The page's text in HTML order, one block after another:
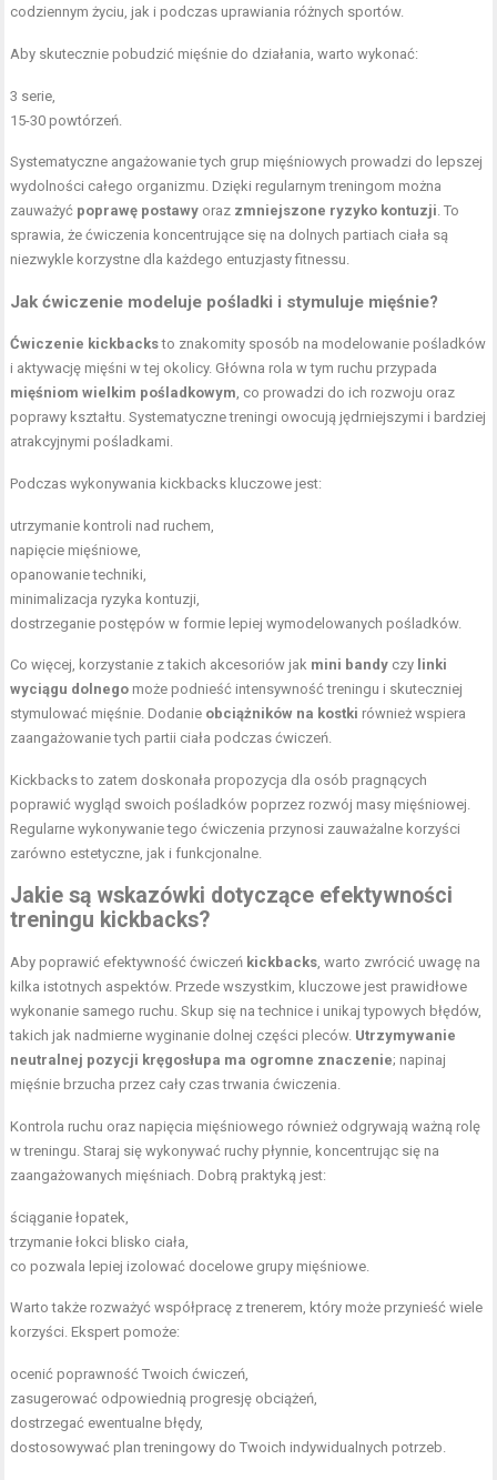
codziennym życiu, jak i podczas uprawiania różnych sportów.
Aby skutecznie pobudzić mięśnie do działania, warto wykonać:
3 serie,
15-30 powtórzeń.
Systematyczne angażowanie tych grup mięśniowych prowadzi do lepszej
wydolności całego organizmu. Dzięki regularnym treningom można
zauważyć poprawę postawy oraz zmniejszone ryzyko kontuzji . To
sprawia, że ćwiczenia koncentrujące się na dolnych partiach ciała są
niezwykle korzystne dla każdego entuzjasty fitnessu.
Jak ćwiczenie modeluje pośladki i stymuluje mięśnie?
Ćwiczenie kickbacksto znakomity sposób na modelowanie pośladków
i aktywację mięśni w tej okolicy. Główna rola w tym ruchu przypada
mięśniom wielkim pośladkowym , co prowadzi do ich rozwoju oraz
poprawy kształtu. Systematyczne treningi owocują jędrniejszymi i bardziej
atrakcyjnymi pośladkami.
Podczas wykonywania kickbacks kluczowe jest:
utrzymanie kontroli nad ruchem,
napięcie mięśniowe,
opanowanie techniki,
minimalizacja ryzyka kontuzji,
dostrzeganie postępów w formie lepiej wymodelowanych pośladków.
Co więcej, korzystanie z takich akcesoriów jak mini bandy czy linki
wyciągu dolnego może podnieść intensywność treningu i skuteczniej
stymulować mięśnie. Dodanie obciążników na kostki również wspiera
zaangażowanie tych partii ciała podczas ćwiczeń.
Kickbacks to zatem doskonała propozycja dla osób pragnących
poprawić wygląd swoich pośladków poprzez rozwój masy mięśniowej.
Regularne wykonywanie tego ćwiczenia przynosi zauważalne korzyści
zarówno estetyczne, jak i funkcjonalne.
Jakie są wskazówki dotyczące efektywności
treningu kickbacks?
Aby poprawić efektywność ćwiczeń kickbacks , warto zwrócić uwagę na
kilka istotnych aspektów. Przede wszystkim, kluczowe jest prawidłowe
wykonanie samego ruchu. Skup się na technice i unikaj typowych błędów,
takich jak nadmierne wyginanie dolnej części pleców. Utrzymywanie
neutralnej pozycji kręgosłupa ma ogromne znaczenie; napinaj
mięśnie brzucha przez cały czas trwania ćwiczenia.
Kontrola ruchu oraz napięcia mięśniowego również odgrywają ważną rolę
w treningu. Staraj się wykonywać ruchy płynnie, koncentrując się na
zaangażowanych mięśniach. Dobrą praktyką jest:
ściąganie łopatek,
trzymanie łokci blisko ciała,
co pozwala lepiej izolować docelowe grupy mięśniowe.
Warto także rozważyć współpracę z trenerem, który może przynieść wiele
korzyści. Ekspert pomoże:
ocenić poprawność Twoich ćwiczeń,
zasugerować odpowiednią progresję obciążeń,
dostrzegać ewentualne błędy,
dostosowywać plan treningowy do Twoich indywidualnych potrzeb.